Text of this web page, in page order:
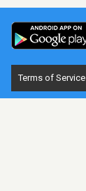
Terms of Service